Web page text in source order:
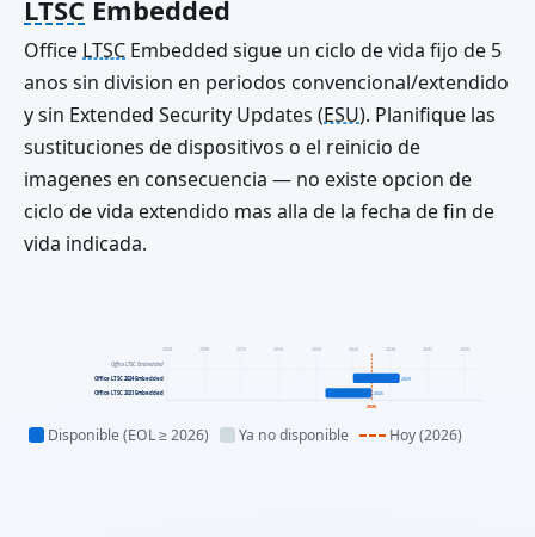
LTSC Embedded
Office LTSC Embedded sigue un ciclo de vida fijo de 5
anos sin division en periodos convencional/extendido
y sin Extended Security Updates (ESU). Planifique las
sustituciones de dispositivos o el reinicio de
imagenes en consecuencia — no existe opcion de
ciclo de vida extendido mas alla de la fecha de fin de
vida indicada.
2004 2008 2012 2016 2020 2024 2028 2032 2036
2026
Office LTSC Embedded
Office LTSC 2024 Embedded 2029
Office LTSC 2021 Embedded 2026
Disponible (EOL ≥ 2026) Ya no disponible Hoy (2026)